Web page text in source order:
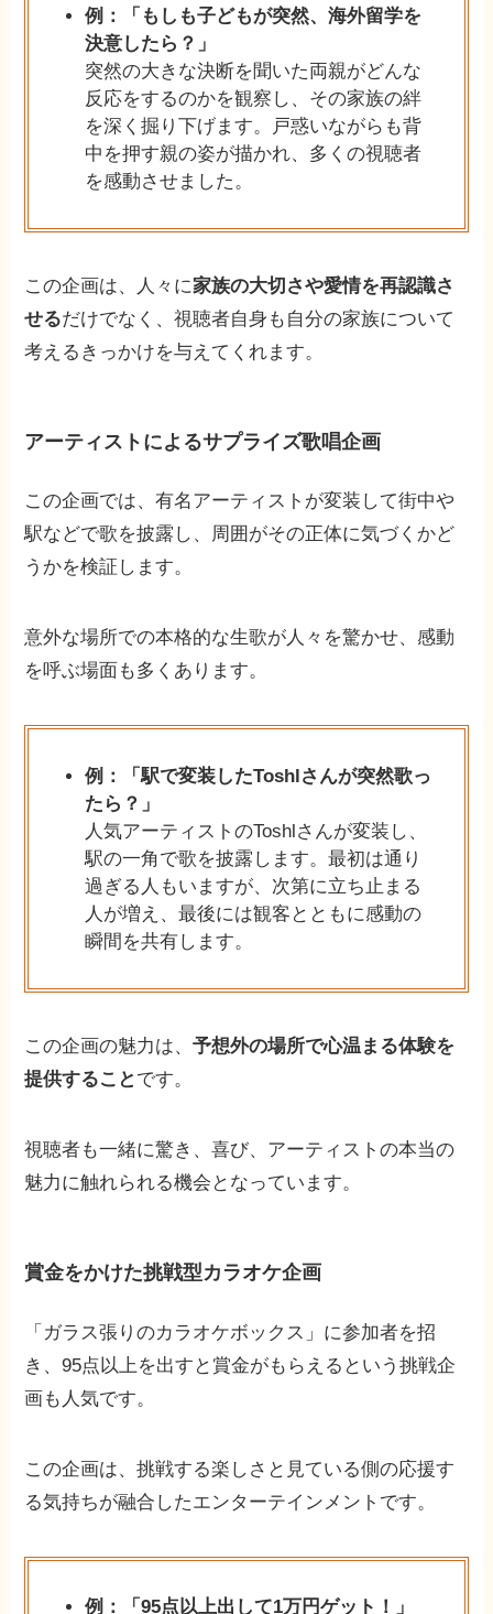
例：「もしも子どもが突然、海外留学を
決意したら？」
突然の大きな決断を聞いた両親がどんな
反応をするのかを観察し、その家族の絆
を深く掘り下げます。戸惑いながらも背
中を押す親の姿が描かれ、多くの視聴者
を感動させました。
この企画は、人々に家族の大切さや愛情を再認識さ
せるだけでなく、視聴者自身も自分の家族について
考えるきっかけを与えてくれます。
アーティストによるサプライズ歌唱企画
この企画では、有名アーティストが変装して街中や
駅などで歌を披露し、周囲がその正体に気づくかど
うかを検証します。
意外な場所での本格的な生歌が人々を驚かせ、感動
を呼ぶ場面も多くあります。
例：「駅で変装したToshlさんが突然歌っ
たら？」
人気アーティストのToshlさんが変装し、
駅の一角で歌を披露します。最初は通り
過ぎる人もいますが、次第に立ち止まる
人が増え、最後には観客とともに感動の
瞬間を共有します。
この企画の魅力は、予想外の場所で心温まる体験を
提供すること です。
視聴者も一緒に驚き、喜び、アーティストの本当の
魅力に触れられる機会となっています。
賞金をかけた挑戦型カラオケ企画
「ガラス張りのカラオケボックス」に参加者を招
き、95点以上を出すと賞金がもらえるという挑戦企
画も人気です。
この企画は、挑戦する楽しさと見ている側の応援す
る気持ちが融合したエンターテインメントです。
例：「95点以上出して1万円ゲット！」